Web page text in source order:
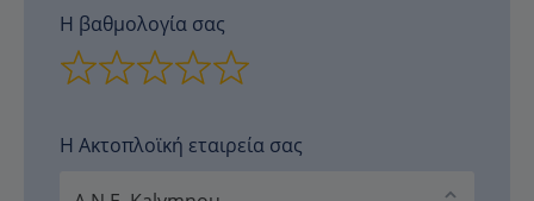
Η βαθμολογία σας
Η Ακτοπλοϊκή εταιρεία σας